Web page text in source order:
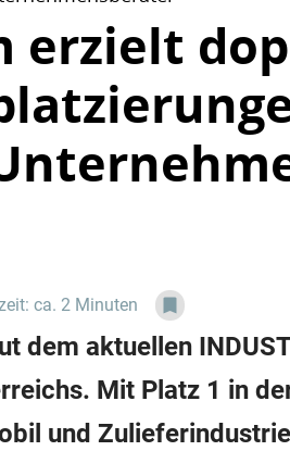
erzielt
ca. 2 Minuten
dem aktuellen
Mit Platz 1 in
und